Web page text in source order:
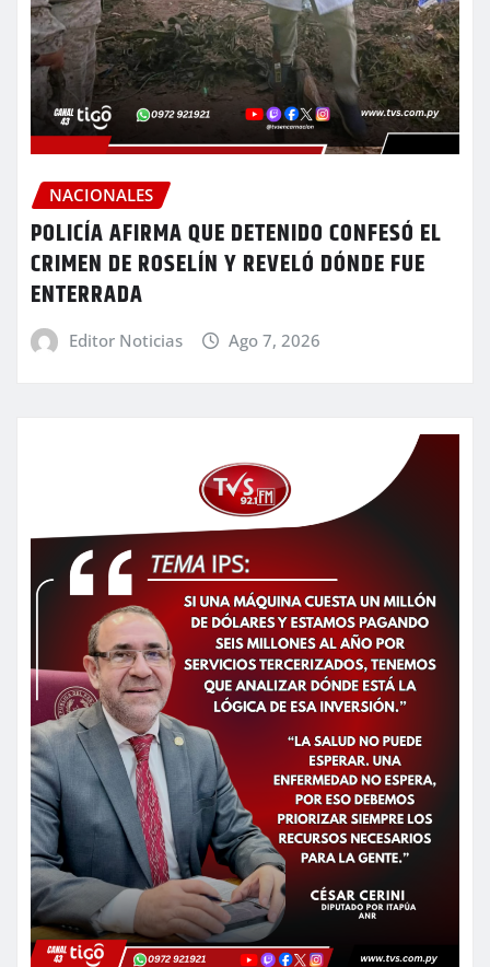
NACIONALES
POLICÍA AFIRMA QUE DETENIDO CONFESÓ EL
CRIMEN DE ROSELÍN Y REVELÓ DÓNDE FUE
ENTERRADA
Editor Noticias Ago 7, 2026